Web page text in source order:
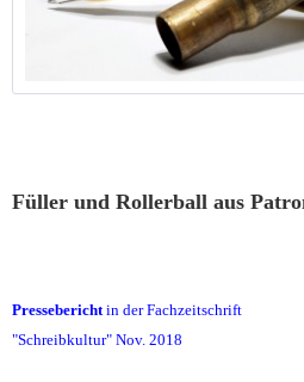
Füller und Rollerball aus
Pressebericht in der Fachzeitschrift
"Schreibkultur" Nov. 2018